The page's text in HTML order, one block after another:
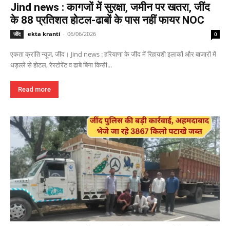
Jind news : कागजों में सुरक्षा, जमीन पर खतरा, जींद
के 88 प्रतिशत होटल-ढाबों के पास नहीं फायर NOC
जींद ekta kranti - 06/06/2026 0
एकता क्रांति न्यूज, जींद। Jind news : हरियाणा के जींद में रिहायशी इलाकों और बाजारों में
धड़ल्ले से होटल, रेस्टोरेंट व ढाबे बिना किसी...
Read more